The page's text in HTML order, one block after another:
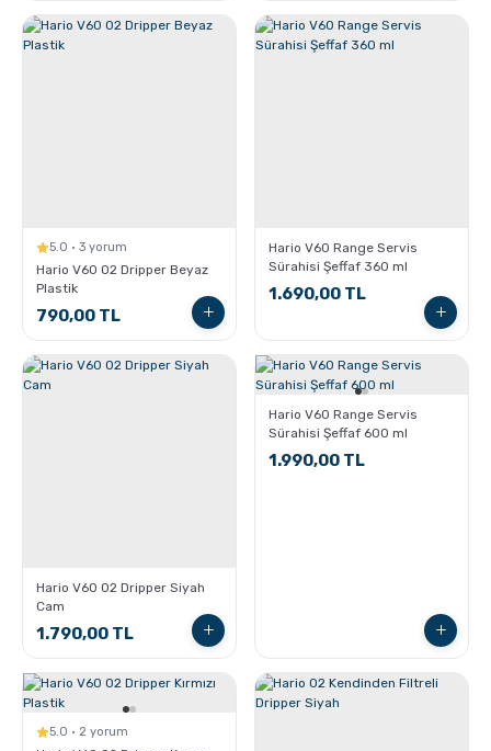
5.0 · 3 yorum
Hario V60 02 Dripper Beyaz
Plastik
790,00 TL
Hario V60 Range Servis
Sürahisi Şeffaf 360 ml
1.690,00 TL
Hario V60 02 Dripper Siyah
Cam
1.790,00 TL
Hario V60 Range Servis
Sürahisi Şeffaf 600 ml
1.990,00 TL
5.0 · 2 yorum